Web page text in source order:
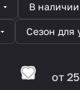
В наличии
Сезон для
от